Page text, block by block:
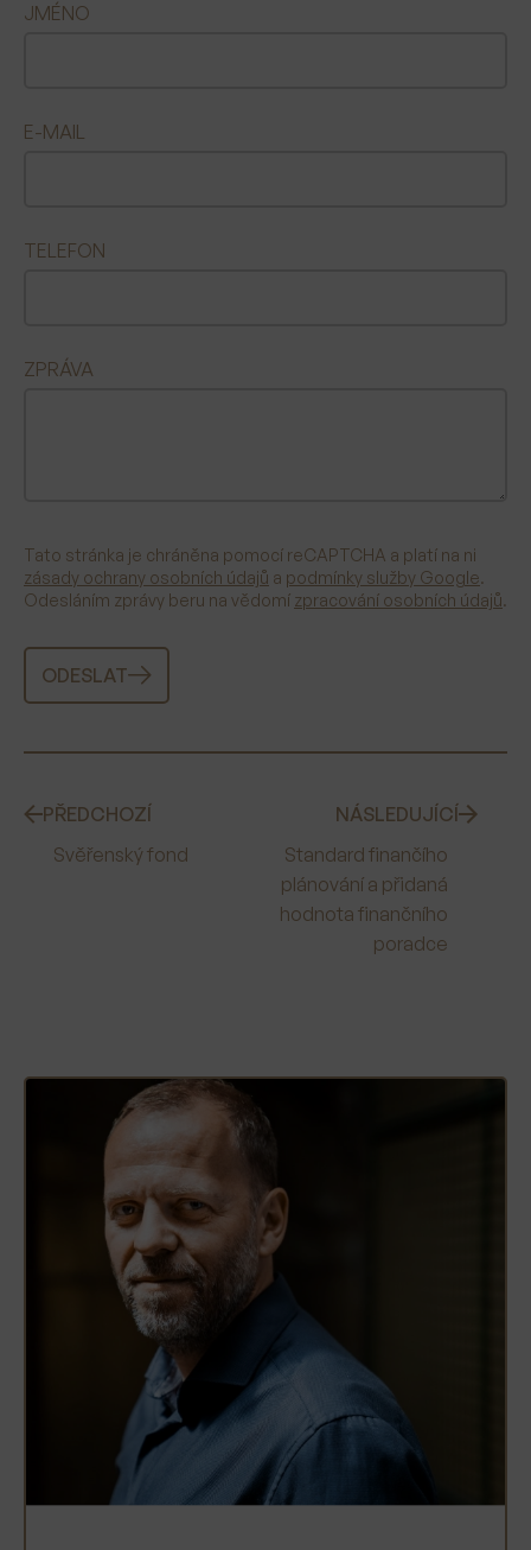
JMÉNO
E-MAIL
TELEFON
ZPRÁVA
Tato stránka je chráněna pomocí reCAPTCHA a platí na ni
zásady ochrany osobních údajů a podmínky služby Google.
Odesláním zprávy beru na vědomí zpracování osobních údajů.
ODESLAT
PŘEDCHOZÍ
Svěřenský fond
NÁSLEDUJÍCÍ
Standard finančího
plánování a přidaná
hodnota finančního
poradce